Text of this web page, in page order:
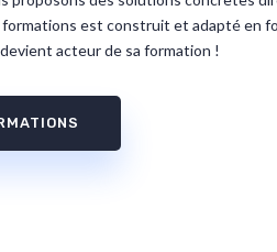
est construit et adapté en
acteur de sa formation !